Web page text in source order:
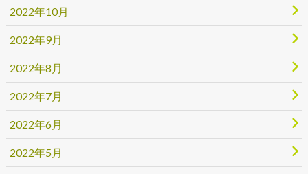
2022年10月
2022年9月
2022年8月
2022年7月
2022年6月
2022年5月